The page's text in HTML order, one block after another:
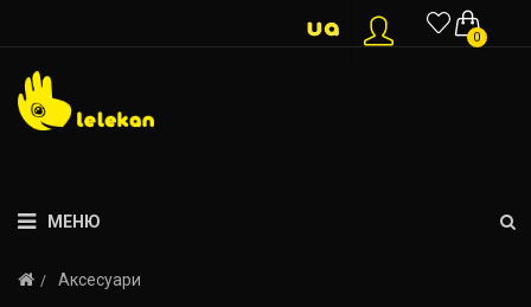
0
МЕНЮ
Аксесуари